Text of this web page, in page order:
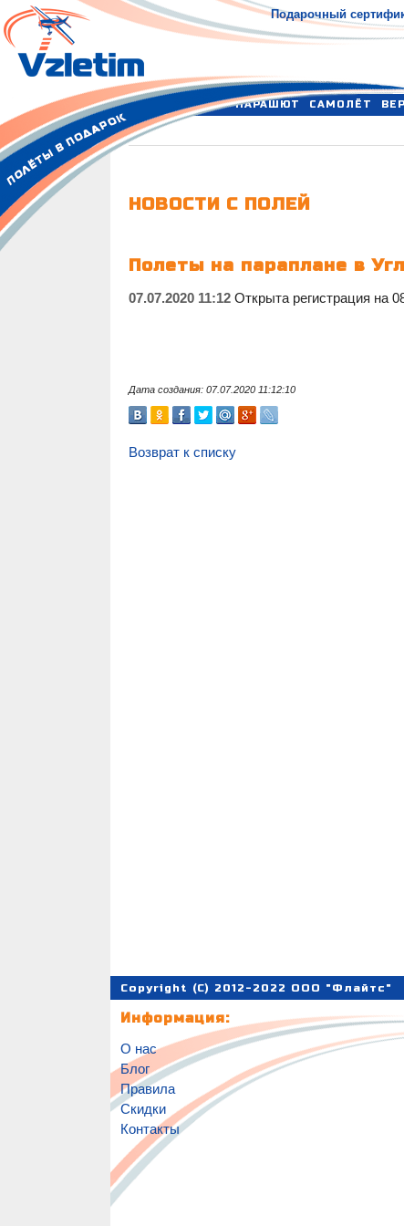
Подарочный
ПАРАШЮТ САМОЛЁТ
НОВОСТИ С ПОЛЕЙ
Полеты на параплане в
07.07.2020 11:12Открыта регистрация на
Дата создания: 07.07.2020 11:12:10
Возврат к списку
Copyright (C) 2012-2022 ООО "Флайтс"
Информация:
О нас
Блог
Правила
Скидки
Контакты